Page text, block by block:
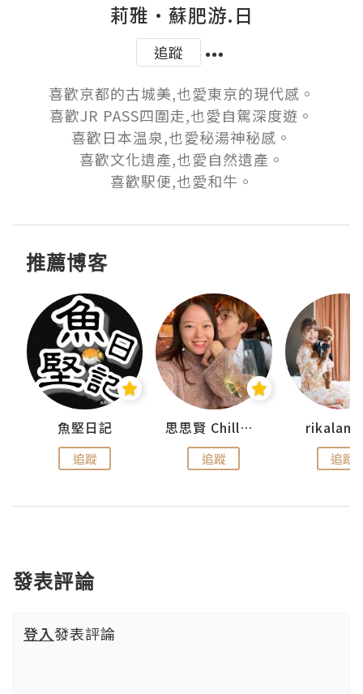
莉雅·蘇肥游.日
追蹤
喜歡京都的古城美,也愛東京的現代感。
喜歡JR PASS四圍走,也愛自駕深度遊。
喜歡日本温泉,也愛秘湯神秘感。
喜歡文化遺產,也愛自然遺產。
喜歡駅便,也愛和牛。
推薦博客
魚堅日記
追蹤
思思賢 ChillMyBabe
追蹤 追蹤
發表評論
登入發表評論